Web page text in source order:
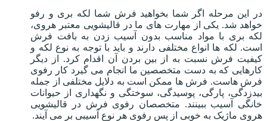
در این مرحله اگر شما بخواهید فرش شما لکه بری و رفو
خواهد شد. یکی از مهارت های ما در قالیشویی معتبر هروی،
لکه بری با مواد مناسب بدون آسیب زدن به بافت فرش
است. لکه ها انواع مختلفی دارند و باید با توجه به نوع لکه و
کیفیت فرش نسبت به از بین بردن آن اقدام کرد. از دیگر
کارهایی که به دست متخصصین ما انجام می گیرد کار رفوی
فرش هاست. فرش ها ممکن است به دلایل مختلفی از جمله
بیدزدگی، پارگی، پوسیدگی، سوختگی و نگهداری از حیوانات
خانگی آسیب ببینند. متخصصان رفوی فرش در قالیشویی
هروی ماژیک به خوبی از پس رفوی هر نوع آسیبی بر می آیند.